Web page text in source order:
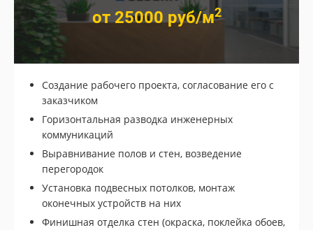
от 25000 руб/м2
Создание рабочего проекта, согласование его с
заказчиком
Горизонтальная разводка инженерных
коммуникаций
Выравнивание полов и стен, возведение
перегородок
Установка подвесных потолков, монтаж
оконечных устройств на них
Финишная отделка стен (окраска, поклейка обоев,